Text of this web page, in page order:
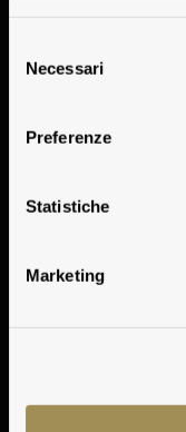
delNecessari
Preferenze
Statistiche
Marketing